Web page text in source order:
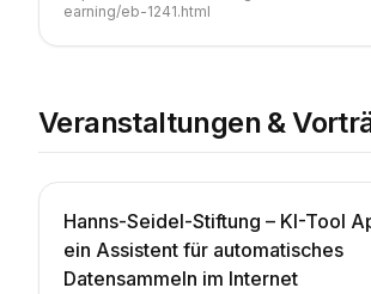
earning/eb-1241.html
Veranstaltungen &
Hanns-Seidel-Stiftung – KI-Tool
ein Assistent für automatisches
Datensammeln im Internet